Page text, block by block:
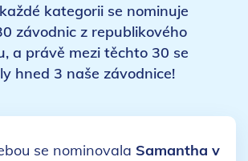
kategorii se nominuje
závodnic z republikového
a právě mezi těchto 30 se
hned 3 naše závodnice!
se nominovala Samantha v